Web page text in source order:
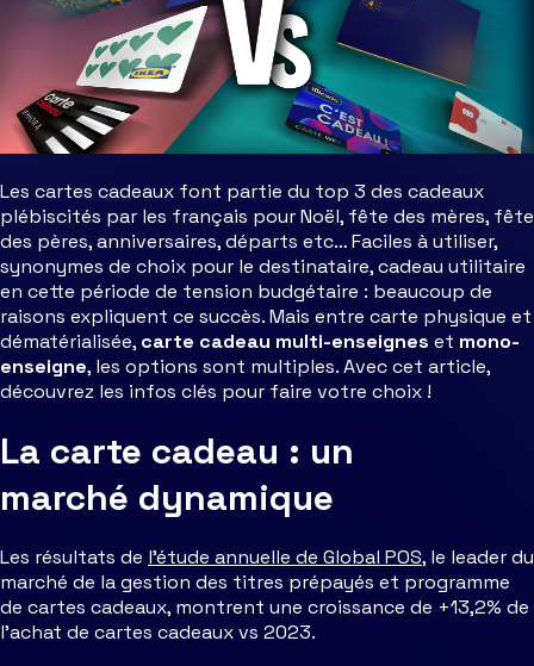
Les cartes cadeaux font partie du top 3 des cadeaux
plébiscités par les français pour Noël, fête des mères, fête
des pères, anniversaires, départs etc… Faciles à utiliser,
synonymes de choix pour le destinataire, cadeau utilitaire
en cette période de tension budgétaire : beaucoup de
raisons expliquent ce succès. Mais entre carte physique et
dématérialisée, carte cadeau multi-enseignes et mono-
enseigne, les options sont multiples. Avec cet article,
découvrez les infos clés pour faire votre choix !
La carte cadeau : un
marché dynamique
Les résultats de l’étude annuelle de Global POS, le leader du
marché de la gestion des titres prépayés et programme
de cartes cadeaux, montrent une croissance de +13,2% de
l’achat de cartes cadeaux vs 2023.